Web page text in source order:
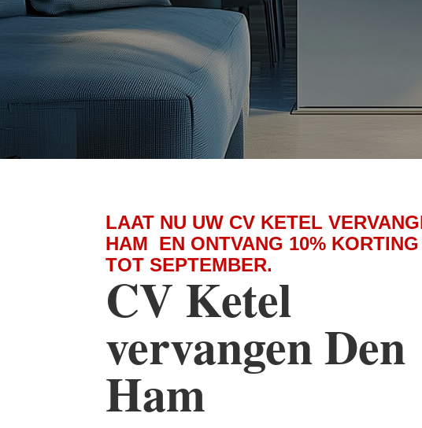
LAAT NU UW CV KETEL
HAM EN ONTVANG 10% KORTING
TOT SEPTEMBER.
CV Ketel
vervangen Den
Ham